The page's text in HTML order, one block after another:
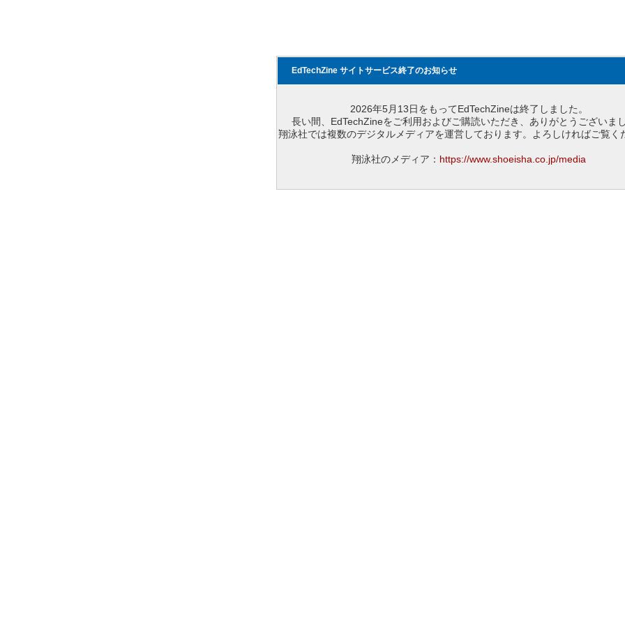
EdTechZine サイトサービス終了のお知らせ
2026年5月13日をもってEdTechZineは終了しました。
長い間、EdTechZineをご利用およびご購読いただき、ありがとうございまし
翔泳社では複数のデジタルメディアを運営しております。よろしければご覧く
翔泳社のメディア： https://www.shoeisha.co.jp/media